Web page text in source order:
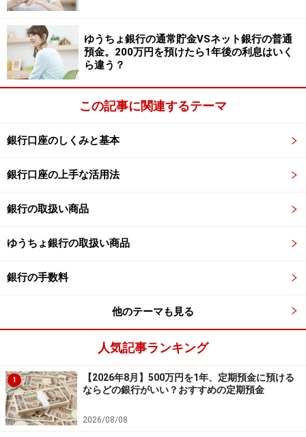
2024年11月におすすめする定期預金
金利0.70％だと利息はいくら？
金利年0.70％の定期預金に1000万円預け入れると、5年
後の受取利息は半年複利で試算した場合約35万円（税引
前）になります。これが金利年0.20％ですと、約10万円
（税引前）。5年で25万円ほど差がでるのです。金利1％
以下といってもその差は大きいですよね。
なお、定期預金は満期を待たずに解約すると、中途解約
ゆうちょ銀行の通常貯金VSネット銀行の普通
預金。200万円を預けたら1年後の利息はいく
ら違う？
この記事に関連するテーマ
銀行口座のしくみと基本
銀行口座の上手な活用法
銀行の取扱い商品
ゆうちょ銀行の取扱い商品
銀行の手数料
他のテーマも見る
人気記事ランキング
1
【2026年8月】500万円を1年、定期預金に預ける
ならどの銀行がいい？おすすめの定期預金
2026/08/08